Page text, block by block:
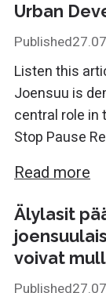
Urban
Published
Listen this
Joensuu is
central role in
Stop Pause
Read more
Älylasit
voivat
Published